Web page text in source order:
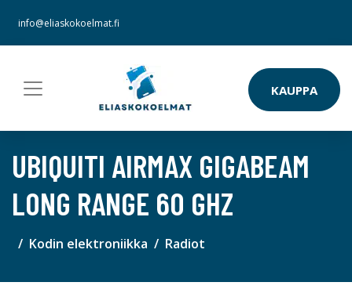
info@eliaskokoelmat.fi
KAUPPA
UBIQUITI AIRMAX GIGABEAM
LONG RANGE 60 GHZ
Kodin elektroniikka Radiot